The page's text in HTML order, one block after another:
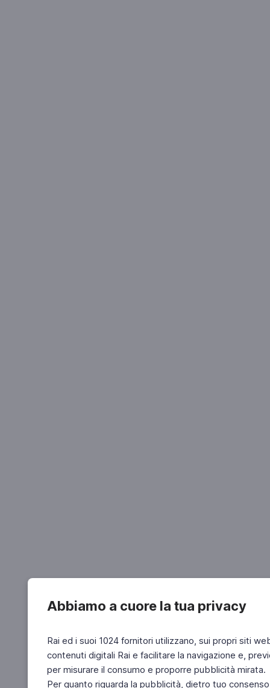
Abbiamo a cuore la tua privacy
Rai ed i suoi 1024 fornitori utilizzano, sui propri siti
contenuti digitali Rai e facilitare la navigazione e,
per misurare il consumo e proporre pubblicità mirata.
Per quanto riguarda la pubblicità, dietro tuo